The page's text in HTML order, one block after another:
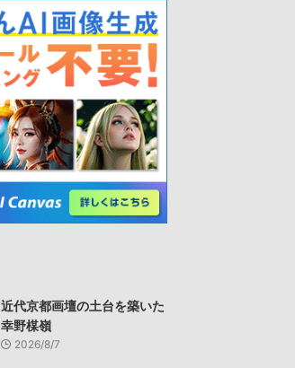
近代京都画壇の土台を築いた
幸野楳嶺
2026/8/7